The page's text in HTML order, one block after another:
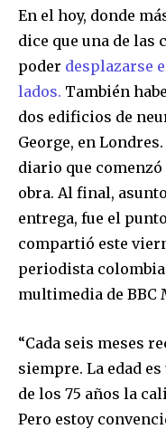
I've read and accept the
En el hoy, donde
dice que una de las
poder desplazarse
lados. También
dos edificios de
George, en
diario que comenzó
obra. Al final,
entrega, fue el
compartió este
periodista
multimedia de BBC
“Cada seis meses
siempre. La edad
de los 75 años la
Pero estoy